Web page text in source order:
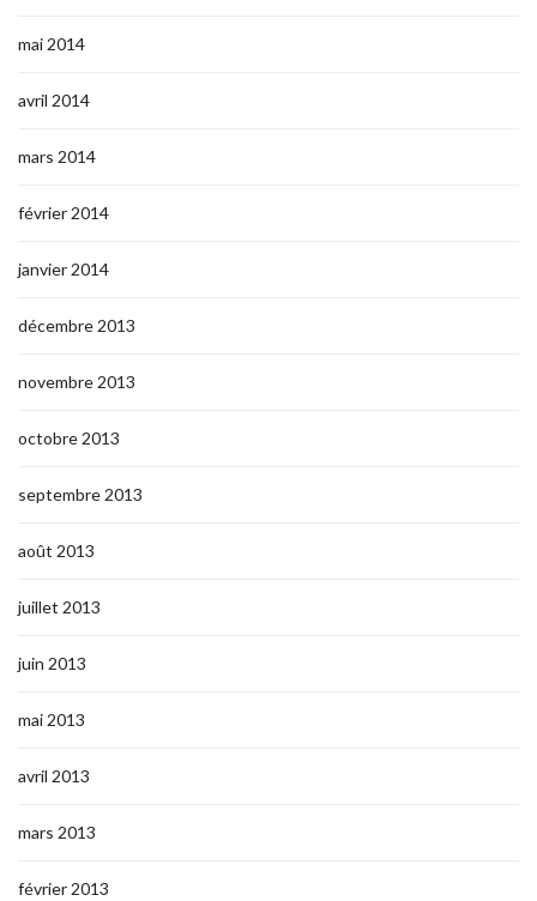
mai 2014
avril 2014
mars 2014
février 2014
janvier 2014
décembre 2013
novembre 2013
octobre 2013
septembre 2013
août 2013
juillet 2013
juin 2013
mai 2013
avril 2013
mars 2013
février 2013